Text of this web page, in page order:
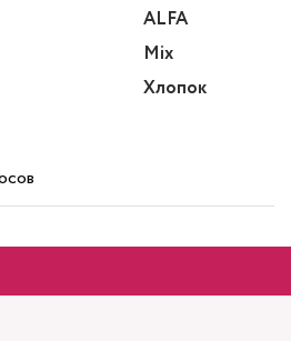
ALFA
Mix
Хлопок